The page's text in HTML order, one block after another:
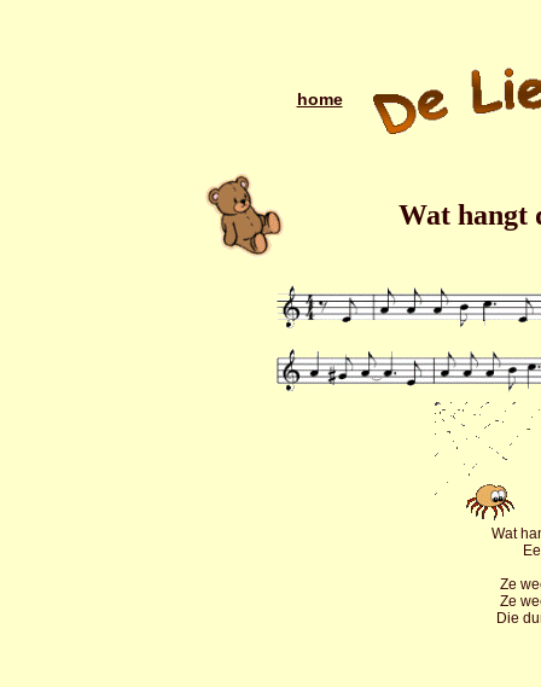
home
Wat hangt
Wat
Ze
Ze
Die